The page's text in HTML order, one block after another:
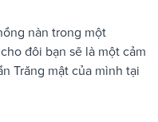
nàn trong một
đôi bạn sẽ là một cảm
Trăng mật của mình tại